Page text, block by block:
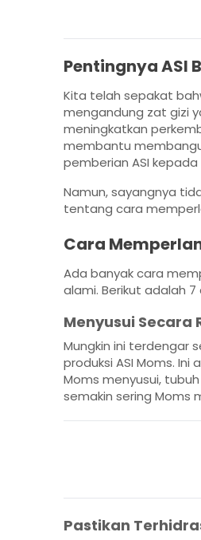
Pentingnya ASI
Kita telah sepakat
mengandung zat gizi
meningkatkan
membantu
pemberian ASI
Namun, sayangnya
tentang cara
Cara
Ada banyak cara
alami. Berikut adalah
Menyusui Secara
Mungkin ini terdengar
produksi ASI Moms.
Moms menyusui,
semakin sering Moms
Pastikan